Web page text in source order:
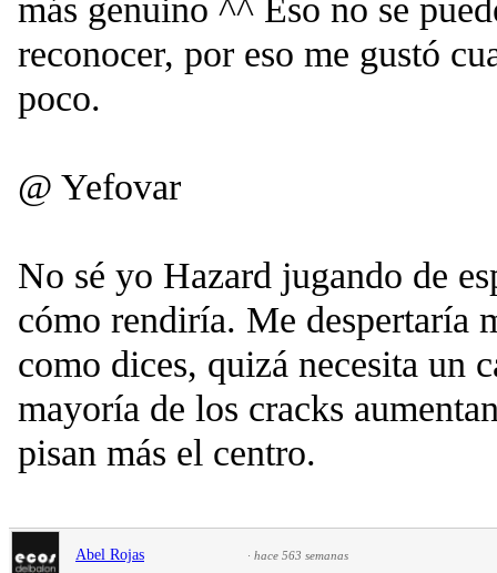
más genuino ^^ Eso no se
reconocer, por eso me gustó
poco.
@ Yefovar
No sé yo Hazard jugando de
cómo rendiría. Me despertaría
como dices, quizá necesita un
mayoría de los cracks
pisan más el centro.
Abel Rojas · hace 563 semanas